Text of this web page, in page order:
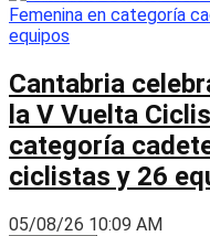
Cantabria
la V Vuelta
categoría
ciclistas y 26
05/08/26 10:09 AM